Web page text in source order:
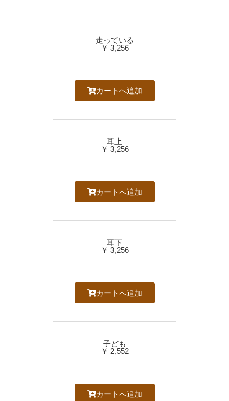
走っている
￥ 3,256
カートへ追加
耳上
￥ 3,256
カートへ追加
耳下
￥ 3,256
カートへ追加
子ども
￥ 2,552
カートへ追加